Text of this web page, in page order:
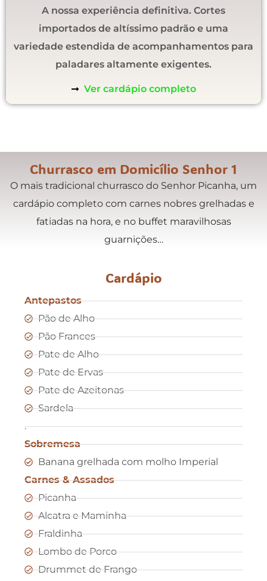
A nossa experiência definitiva. Cortes
importados de altíssimo padrão e uma
variedade estendida de acompanhamentos para
paladares altamente exigentes.
Ver cardápio completo
Churrasco em Domicílio Senhor 1
O mais tradicional churrasco do Senhor Picanha, um
cardápio completo com carnes nobres grelhadas e
fatiadas na hora, e no buffet maravilhosas
guarnições…
Cardápio
Antepastos
Pão de Alho
Pão Frances
Pate de Alho
Pate de Ervas
Pate de Azeitonas
Sardela
.
Sobremesa
Banana grelhada com molho Imperial
Carnes & Assados
Picanha
Alcatra e Maminha
Fraldinha
Lombo de Porco
Drummet de Frango